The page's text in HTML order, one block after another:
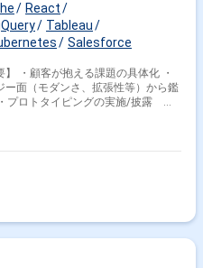
React
Tableau
Salesforce
・顧客が抱える課題の具体化 ・
面（モダンさ、拡張性等）から鑑
プロトタイピングの実施/披露 等
されるグラフの棚卸、ヒアリング
、一連の作業のワークフロー化 ・
＿＿＿＿：MySQL,Redis ＦW＿